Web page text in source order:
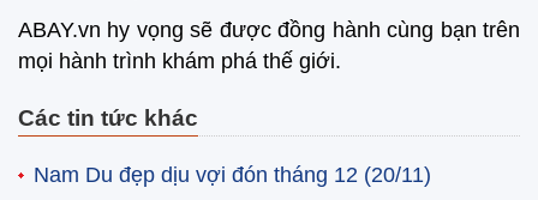
ABAY.vn hy vọng sẽ được đồng hành cùng bạn trên
mọi hành trình khám phá thế giới.
Các tin tức khác
Nam Du đẹp dịu vợi đón tháng 12 (20/11)